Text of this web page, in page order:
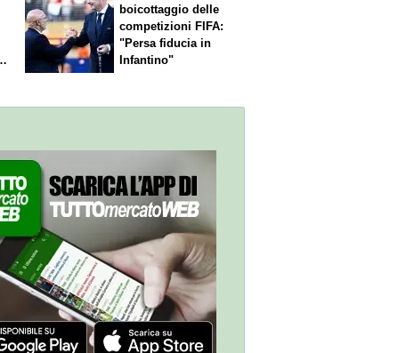
boicottaggio delle
competizioni FIFA:
"Persa fiducia in
Infantino"